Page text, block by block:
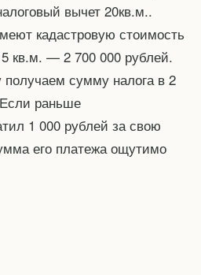
вычет 20кв.м..
кадастровую стоимость
кв.м. — 2 700 000 рублей.
сумму налога в 2
раньше
1 000 рублей за свою
его платежа ощутимо